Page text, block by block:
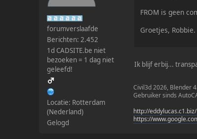
forumverslaafde
Berichten: 2.452
1d CADSITE.be niet
bezoeken = 1 dag niet
geleefd!
Locatie: Rotterdam
(Nederland)
Gelogd
FROM is geen
Groetjes, Robbie.
Ik blijf erbij...
Civil3d 2026, Blender
Gebruiker sinds
http://eddylucas.c1.biz/
https://